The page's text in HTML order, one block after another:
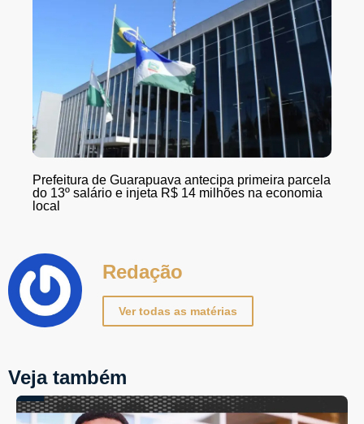
Prefeitura de Guarapuava antecipa primeira parcela
do 13º salário e injeta R$ 14 milhões na economia
local
Redação
Ver todas as matérias
Veja também